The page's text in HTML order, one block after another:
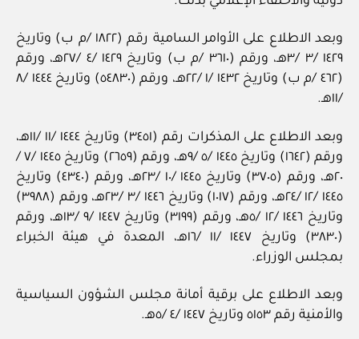
وبعد الاطلاع على الأوامر السامية رقم (١٨٢٢ /م ب) وتاريخ
١٤٢٩ /٣ /٣هـ، ورقم (٣٦١٠ /م ب) وتاريخ ١٤٢٩ /٤ /٢٧هـ، ورقم
(٤٦٢ /م ب) وتاريخ ١٤٣٢ /١ /٢٢هـ، ورقم (٥٤٨٣٠) وتاريخ ١٤٤٤ /٨
/١١هـ.
وبعد الاطلاع على المذكرات رقم (٣٤٥١) وتاريخ ١٤٤٤ /١١ /١١هـ،
ورقم (١٦٤٢) وتاريخ ١٤٤٥ /٥ /٩هـ، ورقم (٢٦٥٩) وتاريخ ١٤٤٥ /٧ /
٢٠هـ، ورقم (٣٧٠٥) وتاريخ ١٤٤٥ /١٠ /٢٣هـ، ورقم (٤٣٤٠) وتاريخ
١٤٤٥ /١٢ /٢٤هـ، ورقم (١٠١٧) وتاريخ ١٤٤٦ /٣ /٢٣هـ، ورقم (٣٩٨٨)
وتاريخ ١٤٤٦ /١٢ /٥هـ، ورقم (٣١٩٩) وتاريخ ١٤٤٧ /٩ /١٣هـ، ورقم
(٣٨٣٠) وتاريخ ١٤٤٧ /١١ /١٦هـ، المعدة في هيئة الخبراء
بمجلس الوزراء.
وبعد الاطلاع على برقية أمانة مجلس الشؤون السياسية
والأمنية رقم ٥١٥٣ وتاريخ ١٤٤٧ /٤ /٥هـ.